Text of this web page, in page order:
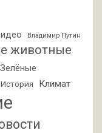
Владимир Путин
животные
Зелёные
История Климат